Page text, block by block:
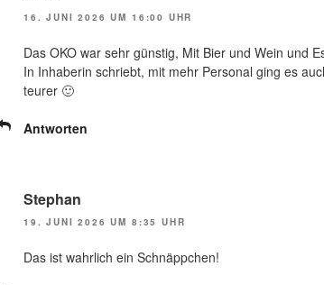
16. JUNI 2026 UM 16:00 UHR
Das OKO war sehr günstig, Mit Bier und Wein und
In Inhaberin schriebt, mit mehr Personal ging es
teurer 🙂
Antworten
Stephan
19. JUNI 2026 UM 8:35 UHR
Das ist wahrlich ein Schnäppchen!